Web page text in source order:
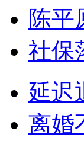
陈平
社保
延迟
离婚